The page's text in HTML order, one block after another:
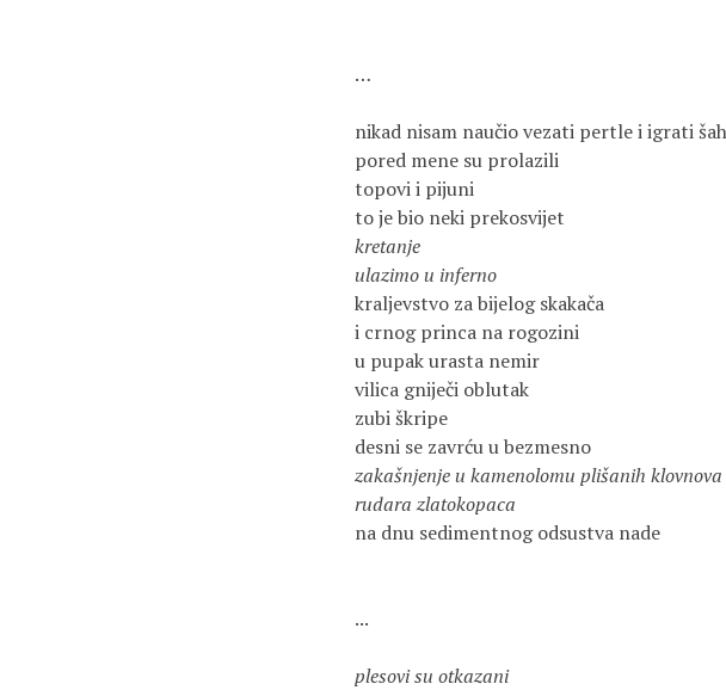
…
nikad nisam naučio vezati pertle i igrati šah
pored mene su prolazili
topovi i pijuni
kretanje
ulazimo u inferno
kraljevstvo za bijelog skakača
i crnog princa na rogozini
u pupak urasta nemir
vilica gniječi oblutak
zubi škripe
zakašnjenje u kamenolomu plišanih klovnova
rudara zlatokopaca
na dnu sedimentnog odsustva nade
...
plesovi su otkazani